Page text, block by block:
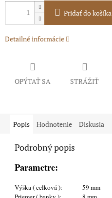
Pridať do košíka
Detailné informácie
OPÝTAŤ SA STRÁŽIŤ
Popis Hodnotenie Diskusia
Podrobný popis
Parametre:
Výška ( celková ):
59 mm